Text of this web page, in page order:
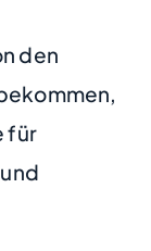
den
für